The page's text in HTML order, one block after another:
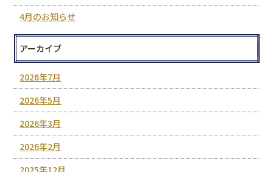
4月のお知らせ
アーカイブ
2026年7月
2026年5月
2026年3月
2026年2月
2025年12月